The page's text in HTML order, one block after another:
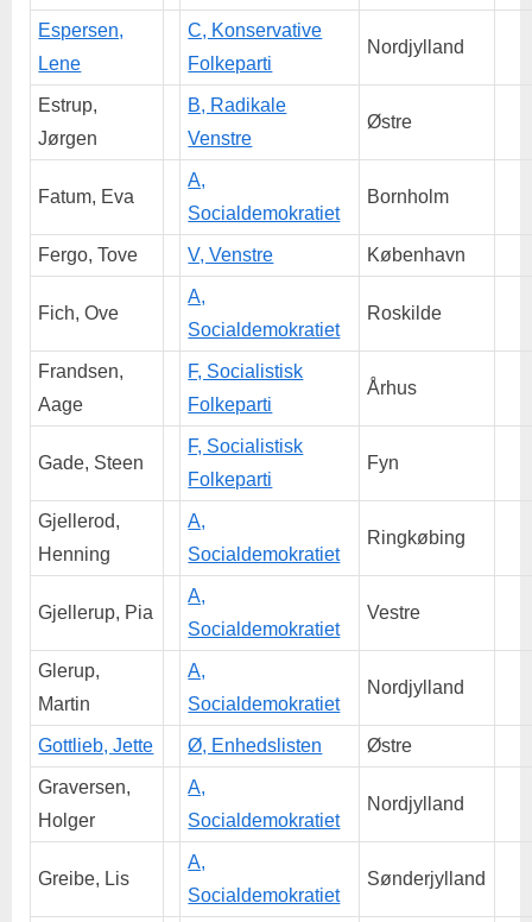
Espersen,
Lene
C, Konservative
Folkeparti
Nordjylland
Estrup,
Jørgen
B, Radikale
Venstre
Østre
Fatum, Eva
A,
Socialdemokratiet
Bornholm
Fergo, Tove V, Venstre København
Fich, Ove
A,
Socialdemokratiet
Roskilde
Frandsen,
Aage
F, Socialistisk
Folkeparti
Århus
Gade, Steen
F, Socialistisk
Folkeparti
Fyn
Gjellerod,
Henning
A,
Socialdemokratiet
Ringkøbing
Gjellerup, Pia
A,
Socialdemokratiet
Vestre
Glerup,
Martin
A,
Socialdemokratiet
Nordjylland
Gottlieb, Jette Ø, Enhedslisten Østre
Graversen,
Holger
A,
Socialdemokratiet
Nordjylland
Greibe, Lis
A,
Socialdemokratiet
Sønderjylland